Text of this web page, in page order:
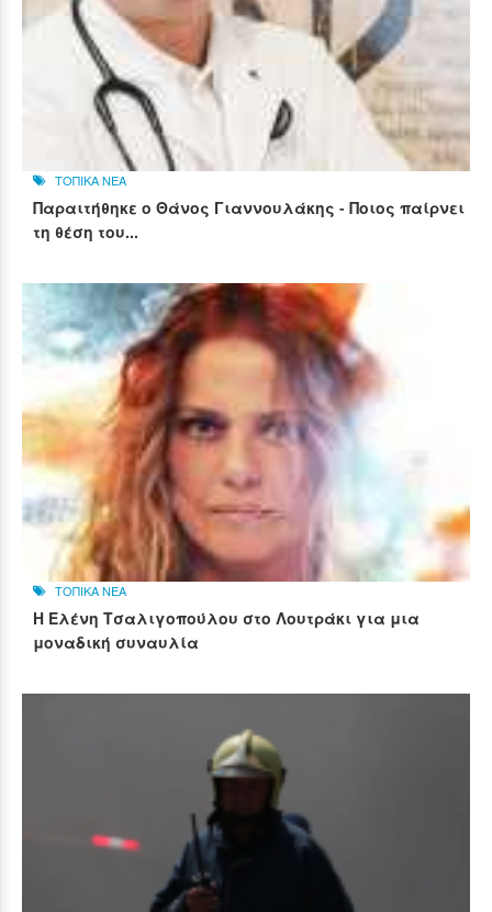
ΤΟΠΙΚΑ ΝΕΑ
Παραιτήθηκε ο Θάνος Γιαννουλάκης - Ποιος παίρνει
τη θέση του...
ΤΟΠΙΚΑ ΝΕΑ
Η Ελένη Τσαλιγοπούλου στο Λουτράκι για μια
μοναδική συναυλία